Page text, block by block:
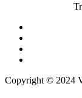
Copyright © 2024